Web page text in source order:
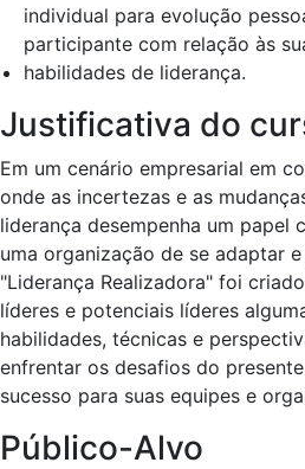
individual para evolução
participante com relação às
habilidades de liderança.
Justificativa do
Em um cenário empresarial em
onde as incertezas e as
liderança desempenha um papel
uma organização de se adaptar
"Liderança Realizadora" foi
líderes e potenciais líderes
habilidades, técnicas e
enfrentar os desafios do
sucesso para suas equipes e
Público-Alvo